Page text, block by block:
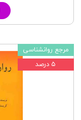
مرجع روانشناسی
۵ درصد